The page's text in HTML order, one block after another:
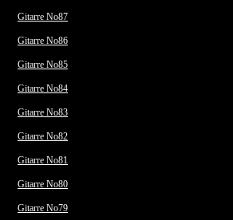
Gitarre No87
Gitarre No86
Gitarre No85
Gitarre No84
Gitarre No83
Gitarre No82
Gitarre No81
Gitarre No80
Gitarre No79